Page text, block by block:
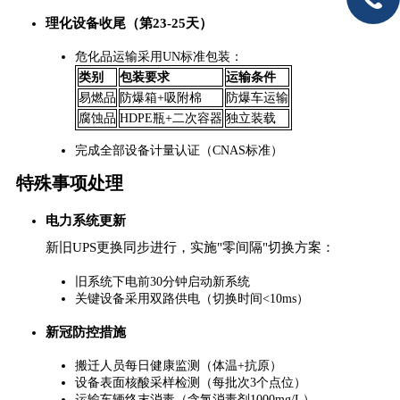
理化设备收尾（第23-25天）​
危化品运输采用UN标准包装：
类别
包装要求
运输条件
易燃品 防爆箱+吸附棉
防爆车运输
腐蚀品 HDPE瓶+二次容器 独立装载
完成全部设备计量认证（CNAS标准）
特殊事项处理
电力系统更新
新旧UPS更换同步进行，实施"零间隔"切换方案：
旧系统下电前30分钟启动新系统
关键设备采用双路供电（切换时间<10ms）
新冠防控措施
搬迁人员每日健康监测（体温+抗原）
设备表面核酸采样检测（每批次3个点位）